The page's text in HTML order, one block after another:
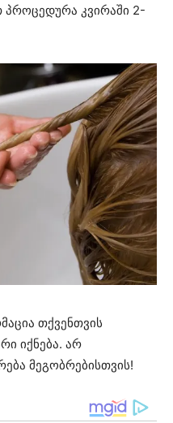
პროცედურა კვირაში 2-
თქვენთვის
იქნება. არ
მეგობრებისთვის!